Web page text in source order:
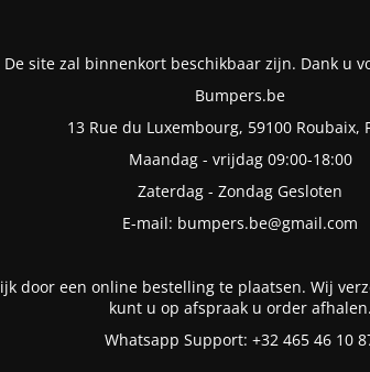
De site zal binnenkort beschikbaar zijn. Dank u
Bumpers.be
13 Rue du Luxembourg, 59100 Roubaix,
Maandag - vrijdag 09:00-18:00
Zaterdag - Zondag Gesloten
E-mail: bumpers.be@gmail.com
door een online bestelling te plaatsen. Wij
kunt u op afspraak u order afhalen.
Whatsapp Support: +32 465 46 10